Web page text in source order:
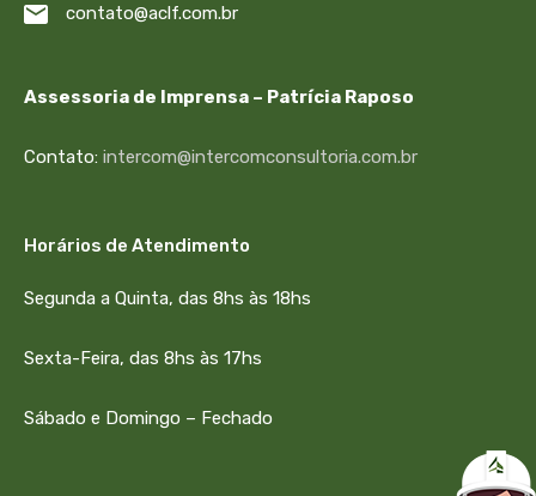
contato@aclf.com.br
Assessoria de Imprensa – Patrícia Raposo
Contato: intercom@intercomconsultoria.com.br
Horários de Atendimento
Segunda a Quinta, das 8hs às 18hs
Sexta-Feira, das 8hs às 17hs
Sábado e Domingo – Fechado